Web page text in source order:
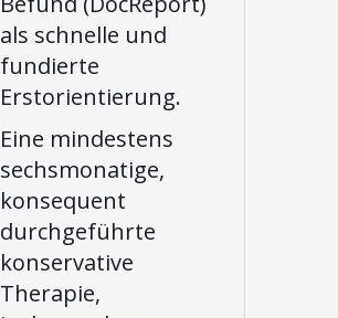
als schnelle und
fundierte
Erstorientierung.
Eine mindestens
sechsmonatige,
konsequent
durchgeführte
konservative
Therapie,